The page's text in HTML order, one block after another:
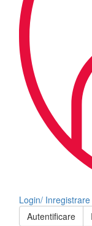
Login/ Inregistrare
Autentificare